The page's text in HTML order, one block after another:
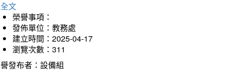
文
榮譽事項：
發佈單位：教務處
建立時間：2025-04-17
瀏覽次數：311
發布者：設備組